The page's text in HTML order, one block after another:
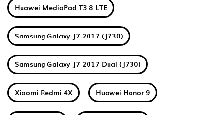
Huawei MediaPad T3 8 LTE
Samsung Galaxy J7 2017 (J730)
Samsung Galaxy J7 2017 Dual (J730)
Xiaomi Redmi 4X Huawei Honor 9